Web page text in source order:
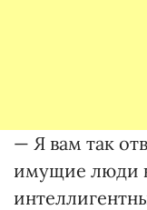
— Я вам так
имущие люди